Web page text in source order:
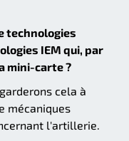
technologies
IEM qui, par
mini-carte ?
cela à
mécaniques
l'artillerie.